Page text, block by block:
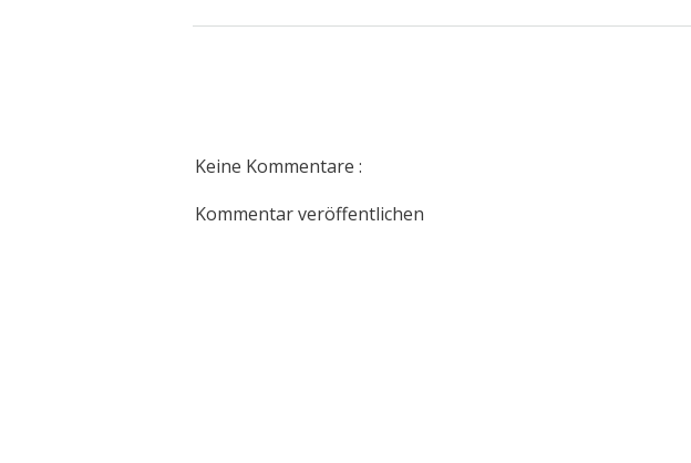
Keine Kommentare :
Kommentar veröffentlichen